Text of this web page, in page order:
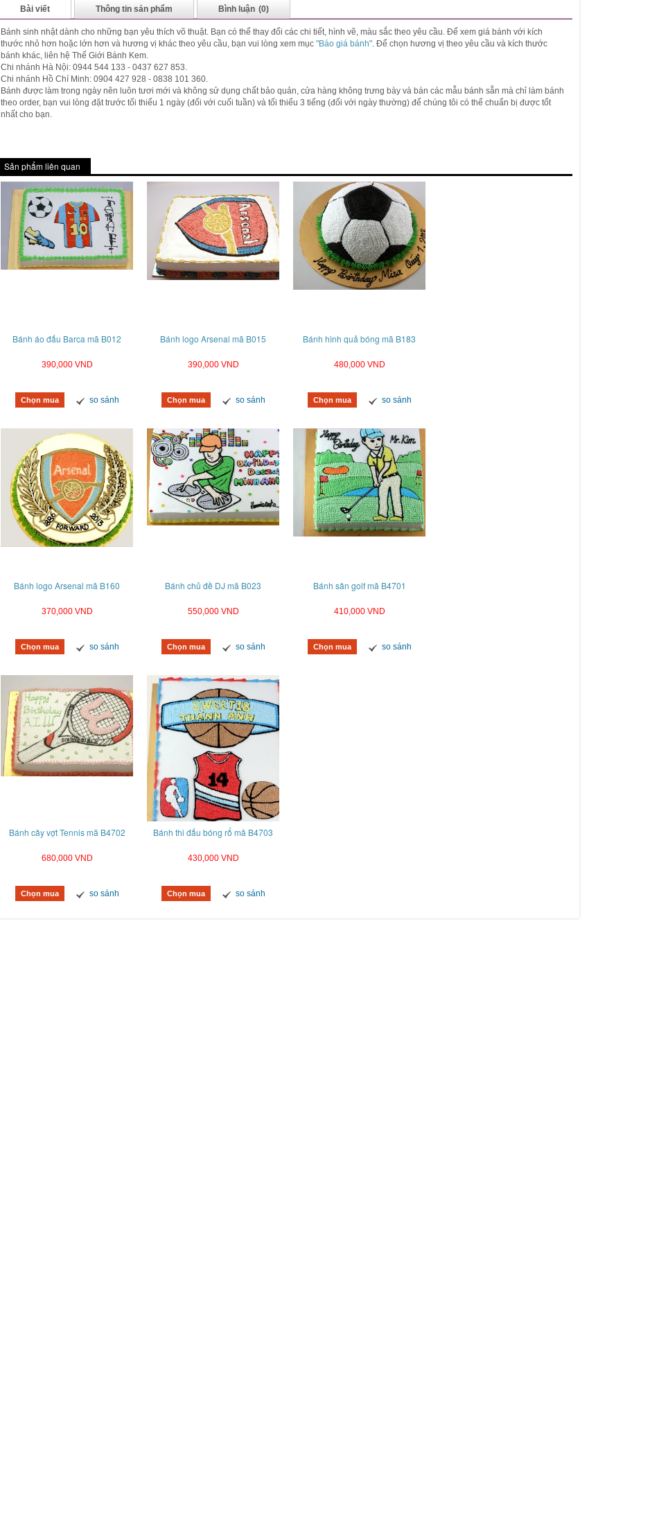
Bài viết Thông tin sản phẩm Bình luận (0)
Bánh sinh nhật dành cho những bạn yêu thích võ thuật. Bạn có thể thay đổi các chi tiết, hình vẽ, màu sắc theo yêu cầu. Để xem giá bánh với kích
thước nhỏ hơn hoặc lớn hơn và hương vị khác theo yêu cầu, bạn vui lòng xem mục "Báo giá bánh" . Để chọn hương vị theo yêu cầu và kích thước
bánh khác, liên hệ Thế Giới Bánh Kem.
Chi nhánh Hà Nội: 0944 544 133 - 0437 627 853.
Chi nhánh Hồ Chí Minh: 0904 427 928 - 0838 101 360.
Bánh được làm trong ngày nên luôn tươi mới và không sử dụng chất bảo quản, cửa hàng không trưng bày và bán các mẫu bánh sẵn mà chỉ làm bánh
theo order, bạn vui lòng đặt trước tối thiểu 1 ngày (đối với cuối tuần) và tối thiểu 3 tiếng (đối với ngày thường) để chúng tôi có thể chuẩn bị được tốt
nhất cho bạn.
Sản phẩm liên quan
Bánh áo đấu Barca mã B012
390,000 VND
Chọn mua so sánh
Bánh logo Arsenal mã B015
390,000 VND
Chọn mua so sánh
Bánh hình quả bóng mã B183
480,000 VND
Chọn mua so sánh
Bánh logo Arsenal mã B160
370,000 VND
Chọn mua so sánh
Bánh chủ đề DJ mã B023
550,000 VND
Chọn mua so sánh
Bánh sân golf mã B4701
410,000 VND
Chọn mua so sánh
Bánh cây vợt Tennis mã B4702
680,000 VND
Chọn mua so sánh
Bánh thi đấu bóng rổ mã B4703
430,000 VND
Chọn mua so sánh